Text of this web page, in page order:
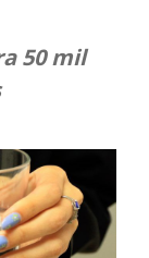
50 mil